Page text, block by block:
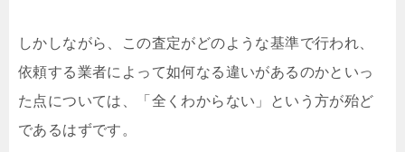
しかしながら、この査定がどのような基準で行われ、
依頼する業者によって如何なる違いがあるのかといっ
た点については、「全くわからない」という方が殆ど
であるはずです。